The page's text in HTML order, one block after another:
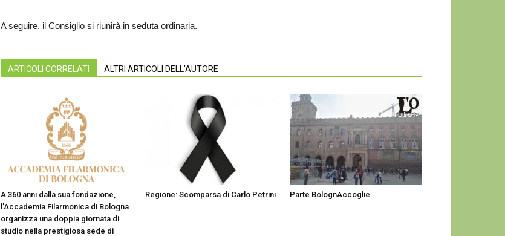
A seguire, il Consiglio si riunirà in seduta ordinaria.
ARTICOLI CORRELATI ALTRI ARTICOLI DELL'AUTORE
A 360 anni dalla sua fondazione,
l’Accademia Filarmonica di Bologna
organizza una doppia giornata di
studio nella prestigiosa sede di
Regione: Scomparsa di Carlo Petrini Parte BolognAccoglie